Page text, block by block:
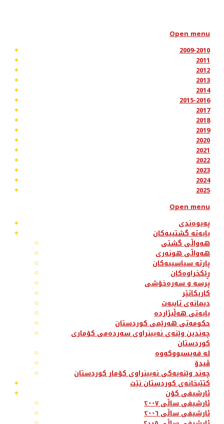
Open menu
2009-2010
2011
2012
2013
2014
2015-2016
2017
2018
2019
2020
2021
2022
2023
2024
2025
Open menu
پەیوەندی
بابەتە گشتییەکان
هەواڵی گشتی
هەواڵی هونەری
پارتە سیاسییەکان
ڕێکخراوەکان
پرسە و سەرەخۆشی
کاریکاتێر
دیمانەی تایبەت
بابەتی هەڵبژاردە
حکومەتی هەرێمی کوردستان
چەندین وێنەی نەبینراوی سەردەمی کۆماری
کوردستان
لە فەیسبووکەوە
ڤیدۆ
چەند وێنەیەکی نەبینراوی کۆمار کوردستان
کتێبخانەی کوردستان نێت
ئارشیفی کۆن
ئارشیفی ساڵی ٢٠٠٧
ئارشیفی ساڵی ٢٠٠٦